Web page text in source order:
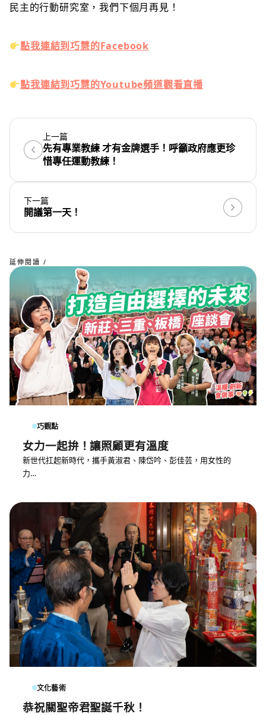
民主的行動研究室，我們下個月再見！
點我連結到巧慧的Facebook
點我連結到巧慧的Youtube頻道觀看直播
上一篇
先有專業教練 才有金牌選手！呼籲政府應更珍
惜專任運動教練！
下一篇
開議第一天！
延伸閱讀 /
巧觀點
女力一起拚！讓照顧更有溫度
新世代扛起新時代，攜手黃淑君、陳岱吟、彭佳芸，用女性的
力…
文化藝術
恭祝關聖帝君聖誕千秋！